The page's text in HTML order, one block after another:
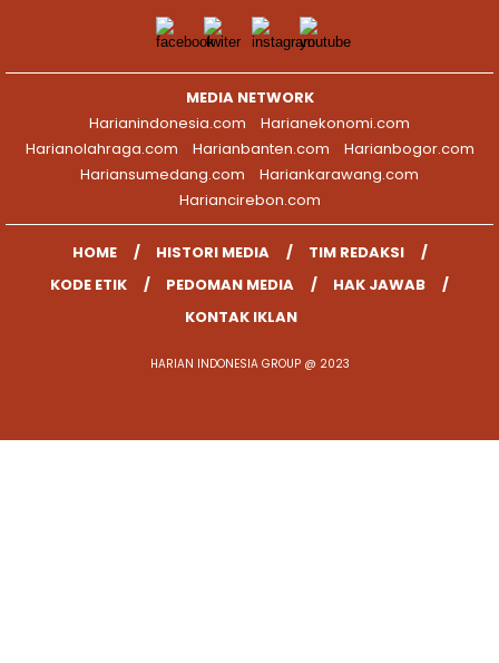
MEDIA NETWORK
Harianindonesia.com
Harianekonomi.com
Harianolahraga.com
Harianbanten.com
Harianbogor.com
Hariansumedang.com
Hariankarawang.com
Hariancirebon.com
HOME HISTORI MEDIA
TIM REDAKSI
KODE ETIK
PEDOMAN MEDIA
HAK JAWAB
KONTAK IKLAN
HARIAN INDONESIA GROUP @ 2023